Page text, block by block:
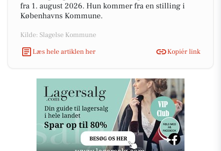
fra 1. august 2026. Hun kommer fra en stilling i
Københavns Kommune.
Kilde: Slagelse Kommune
Læs hele artiklen her
Kopiér link